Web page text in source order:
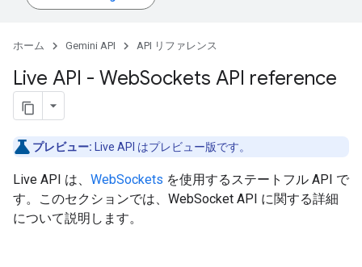
ホーム Gemini API API リファレンス
Live API - WebSockets API reference
プレビュー: Live API はプレビュー版です。
Live API は、 WebSockets を使用するステートフル API で
す。このセクションでは、WebSocket API に関する詳細
について説明します。